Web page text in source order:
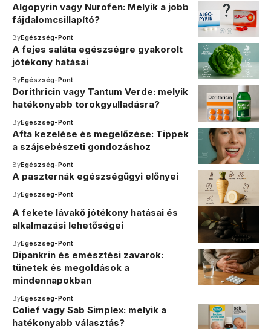
Algopyrin vagy Nurofen: Melyik a jobb
fájdalomcsillapító?
ByEgészség-Pont
A fejes saláta egészségre gyakorolt
jótékony hatásai
ByEgészség-Pont
Dorithricin vagy Tantum Verde: melyik
hatékonyabb torokgyulladásra?
ByEgészség-Pont
Afta kezelése és megelőzése: Tippek
a szájsebészeti gondozáshoz
ByEgészség-Pont
A paszternák egészségügyi előnyei
ByEgészség-Pont
A fekete lávakő jótékony hatásai és
alkalmazási lehetőségei
ByEgészség-Pont
Dipankrin és emésztési zavarok:
tünetek és megoldások a
mindennapokban
ByEgészség-Pont
Colief vagy Sab Simplex: melyik a
hatékonyabb választás?